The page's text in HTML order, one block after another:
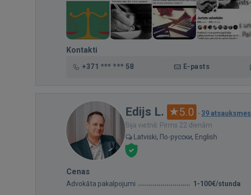
Kontakti
+371 *** *** 58 E-pasts
Edijs L. 5.0 · 39 atsauksmes
Bija vietnē: Pirms 22 dienām
Latviski, По-русски, English
Cenas
Advokāta pakalpojumi 1-100€/stunda